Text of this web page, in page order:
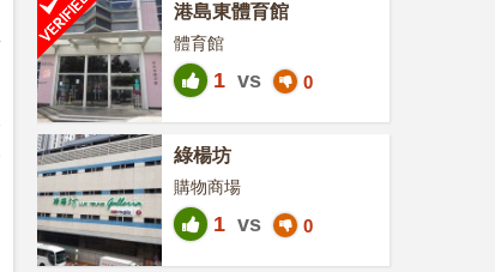
港島東體育館
體育館
1 vs 0
綠楊坊
購物商場
1 vs 0